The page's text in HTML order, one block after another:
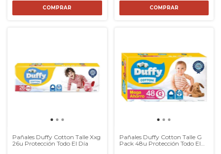
COMPRAR COMPRAR
Pañales Duffy Cotton Talle Xxg
26u Protección Todo El Día
Pañales Duffy Cotton Talle G
Pack 48u Protección Todo El